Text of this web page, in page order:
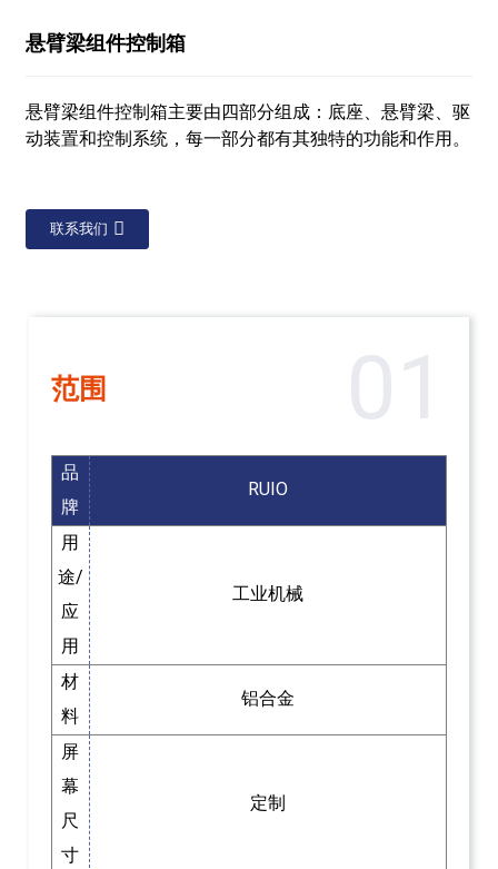
悬臂梁组件控制箱
悬臂梁组件控制箱主要由四部分组成：底座、悬臂梁、驱
动装置和控制系统，每一部分都有其独特的功能和作用。
联系我们
范围
品
牌
RUIO
用
途/
应
用
工业机械
材
料
铝合金
屏
幕
尺
寸
定制